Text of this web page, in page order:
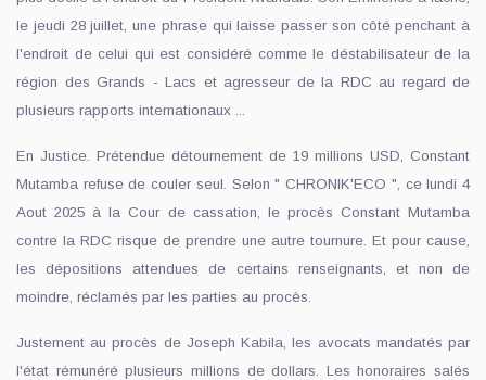
le jeudi 28 juillet, une phrase qui laisse passer son côté penchant à
l'endroit de celui qui est considéré comme le déstabilisateur de la
région des Grands - Lacs et agresseur de la RDC au regard de
plusieurs rapports internationaux ...
En Justice. Prétendue détournement de 19 millions USD, Constant
Mutamba refuse de couler seul. Selon " CHRONIK'ECO ", ce lundi 4
Aout 2025 à la Cour de cassation, le procès Constant Mutamba
contre la RDC risque de prendre une autre tournure. Et pour cause,
les dépositions attendues de certains renseignants, et non de
moindre, réclamés par les parties au procès.
Justement au procès de Joseph Kabila, les avocats mandatés par
l'état rémunéré plusieurs millions de dollars. Les honoraires salés